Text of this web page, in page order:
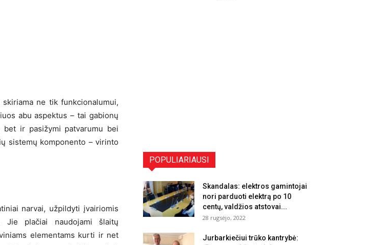
ne tik funkcionalumui,
abu aspektus – tai gabionų
bet ir pasižymi patvarumu bei
sistemų komponento – virinto
narvai, užpildyti įvairiomis
Jie plačiai naudojami šlaitų
elementams kurti ir net
POPULIARIAUSI
Skandalas: elektros gamintojai
nori parduoti elektrą po 10
centų, valdžios atstovai...
28 rugsėjo, 2022
Jurbarkiečiui trūko kantrybė: